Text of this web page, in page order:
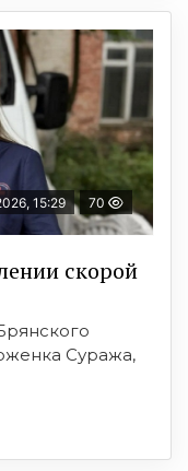
15:29 70
скорой
Суража,